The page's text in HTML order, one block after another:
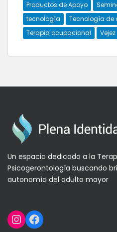
Productos de Apoyo
tecnología
Tecnología de
Terapia ocupacional
Vejez
Un espacio dedicado a la
Psicogerontología buscando
autonomía del adulto mayor
Instagram
Facebook